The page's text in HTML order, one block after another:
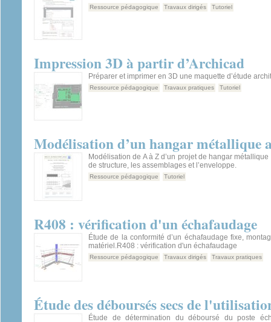
Ressource pédagogique Travaux dirigés Tutoriel
Impression 3D à partir d’Archicad
Préparer et imprimer en 3D une maquette d’étude
Ressource pédagogique Travaux pratiques Tutoriel
Modélisation d’un hangar métallique
Modélisation de A à Z d’un projet de hangar
de structure, les assemblages et l’enveloppe.
Ressource pédagogique Tutoriel
R408 : vérification d'un échafaudage
Étude de la conformité d’un échafaudage fixe,
matériel.R408 : vérification d'un échafaudage
Ressource pédagogique Travaux dirigés Travaux pratiques
Étude des déboursés secs de
Étude de détermination du déboursé du poste